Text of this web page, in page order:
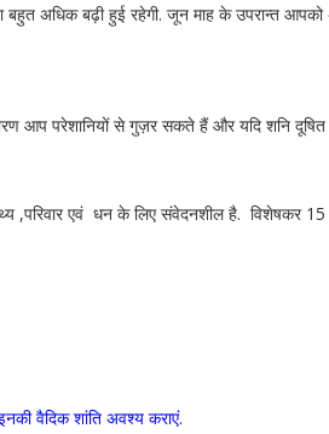
अधिक बढ़ी हुई रहेगी. जून माह के उपरान्त
आप परेशानियों से गुज़र सकते हैं और यदि शनि दूषित
,परिवार एवं धन के लिए संवेदनशील है. विशेषकर
वैदिक शांति अवश्य कराएं.